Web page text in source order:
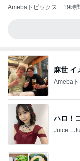
Amebaトピックス 19時
麻世 イ
Ameba
ハロ！
Juice＝